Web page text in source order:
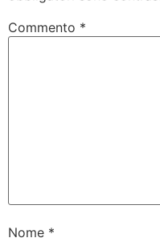
Commento *
Nome *